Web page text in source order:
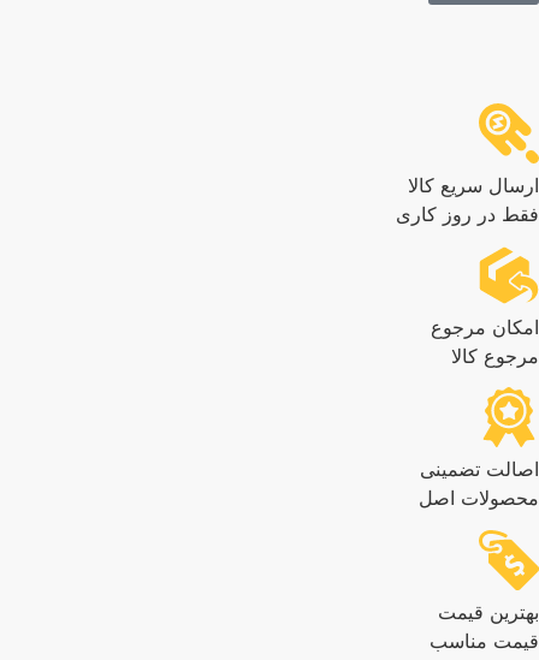
سریع کالا
در روز کاری
مرجوع
کالا
تضمینی
اصل
قیمت
مناسب